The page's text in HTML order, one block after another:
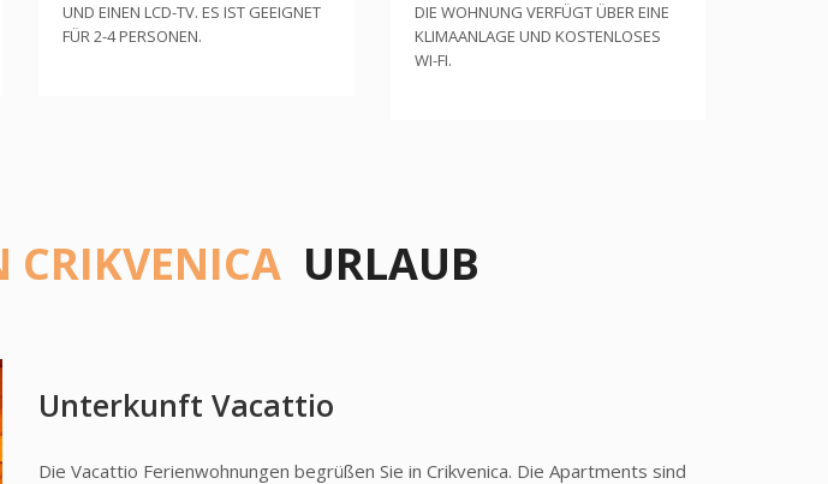
UND EINEN LCD-TV. ES IST GEEIGNET
FÜR 2-4 PERSONEN.
DIE WOHNUNG VERFÜGT ÜBER EINE
KLIMAANLAGE UND KOSTENLOSES
WI-FI.
CRIKVENICA URLAUB
Unterkunft Vacattio
Die Vacattio Ferienwohnungen begrüßen Sie in Crikvenica. Die Apartments sind